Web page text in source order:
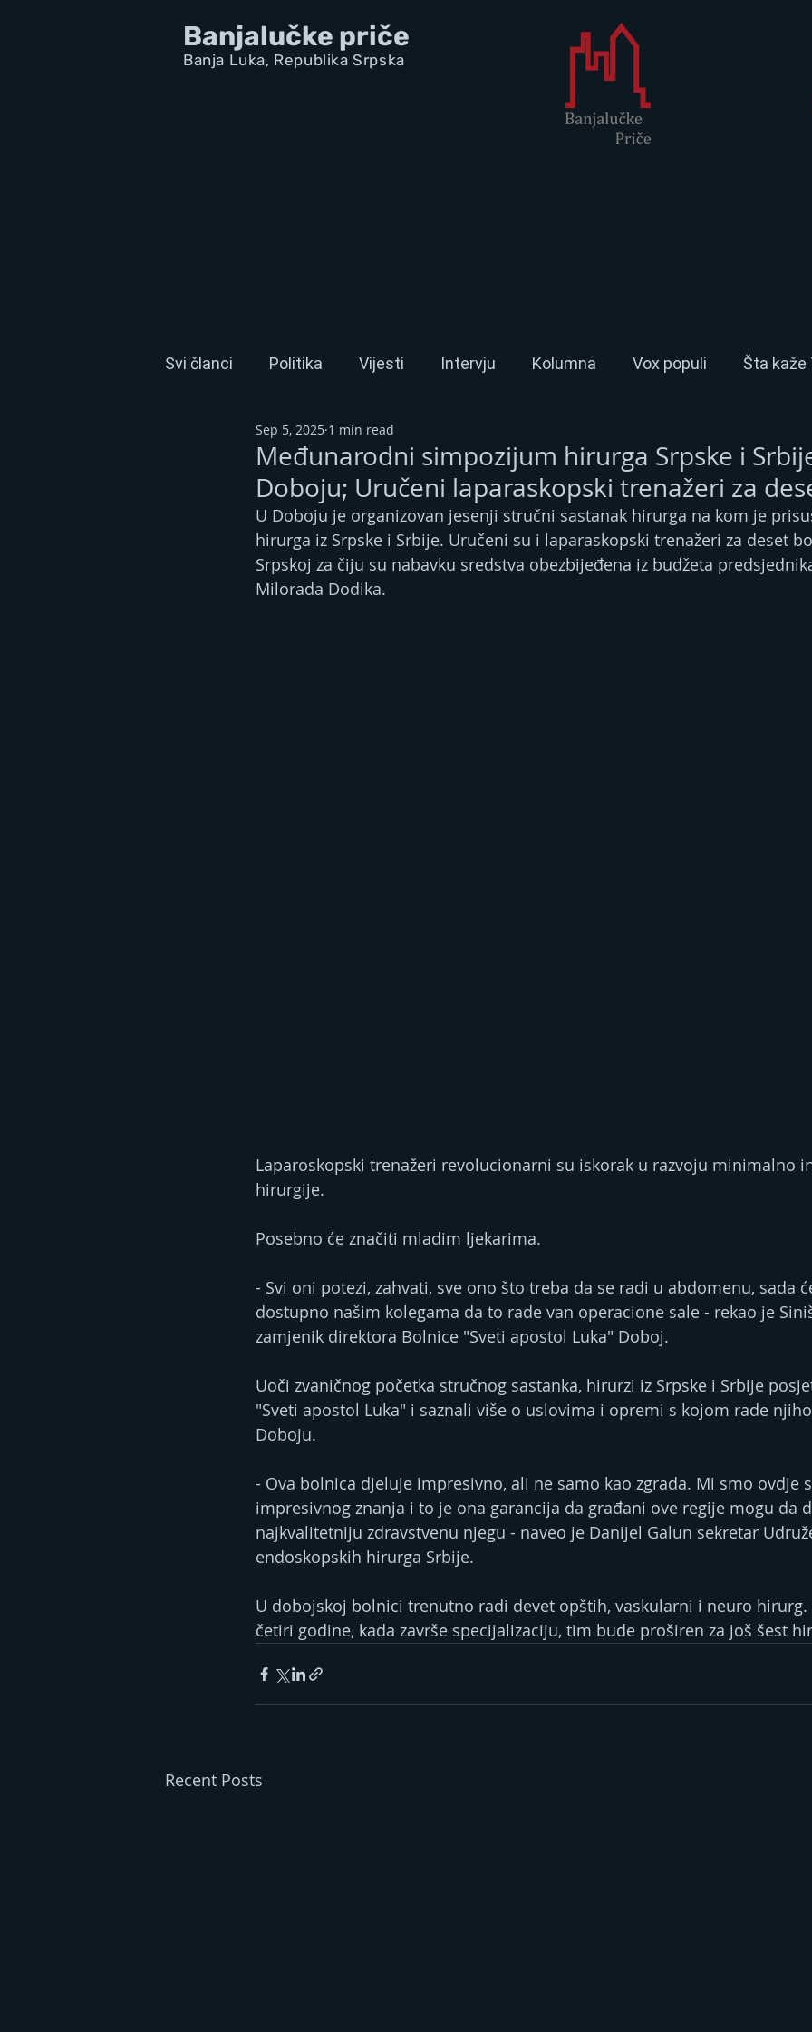
Banjalučke priče
Banja Luka, Republika Srpska
Svi članci Politika Vijesti Intervju Kolumna Vox populi Šta kaže
Međunarodni simpozijum hirurga Srpske i
Doboju; Uručeni laparaskopski trenažeri za
Sep 5, 2025 1 min read
U Doboju je organizovan jesenji stručni sastanak hirurga na kom je
hirurga iz Srpske i Srbije. Uručeni su i laparaskopski trenažeri za deset
Srpskoj za čiju su nabavku sredstva obezbijeđena iz budžeta
Milorada Dodika.
Laparoskopski trenažeri revolucionarni su iskorak u razvoju minimalno
hirurgije.
Posebno će značiti mladim ljekarima.
- Svi oni potezi, zahvati, sve ono što treba da se radi u abdomenu, sada
dostupno našim kolegama da to rade van operacione sale - rekao je
zamjenik direktora Bolnice "Sveti apostol Luka" Doboj.
Uoči zvaničnog početka stručnog sastanka, hirurzi iz Srpske i Srbije
"Sveti apostol Luka" i saznali više o uslovima i opremi s kojom rade
Doboju.
- Ova bolnica djeluje impresivno, ali ne samo kao zgrada. Mi smo ovdje
impresivnog znanja i to je ona garancija da građani ove regije mogu da
najkvalitetniju zdravstvenu njegu - naveo je Danijel Galun sekretar
endoskopskih hirurga Srbije.
U dobojskoj bolnici trenutno radi devet opštih, vaskularni i neuro hirurg.
četiri godine, kada završe specijalizaciju, tim bude proširen za još šest
Recent Posts